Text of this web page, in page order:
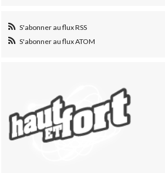
S'abonner au flux RSS
S'abonner au flux ATOM